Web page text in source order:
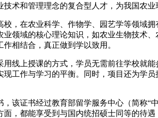
术和管理理念的复合型人才，为我国农业
，在农业科学、作物学、园艺学等领域
领域的核心理论知识，如农业生物技术
相结合，真正做到学以致用。
线上授课的方式，学员无需前往学校就
工作与学习的平衡。同时，项目还为学
该证书经过教育部留学服务中心（简称“
，都能享受到与国内统招硕士同等的待